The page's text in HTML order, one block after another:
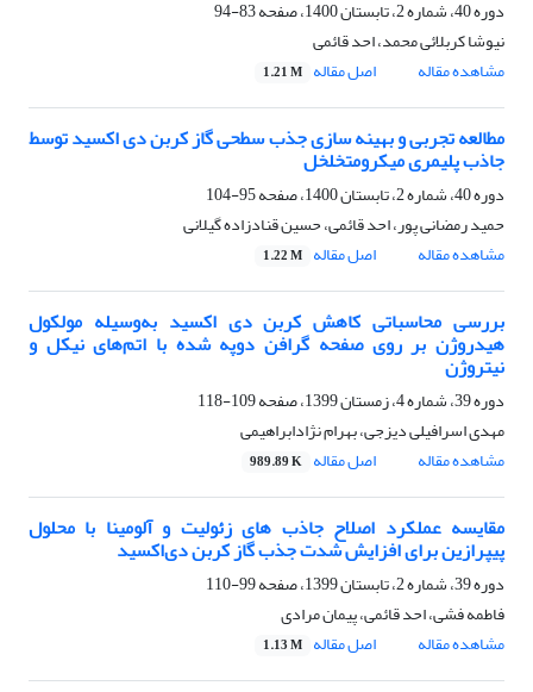
دوره 40، شماره 2، تابستان 1400، صفحه
83-94
نیوشا کربلائی محمد، احد قائمی
مشاهده مقاله
اصل مقاله 1.21 M
مطالعه تجربی و بهینه‏ سازی جذب سطحی گاز کربن دی اکسید توسط
جاذب پلیمری میکرومتخلخل
دوره 40، شماره 2، تابستان 1400، صفحه
95-104
حمید رمضانی پور، احد قائمی، حسین قنادزاده گیلانی
مشاهده مقاله
اصل مقاله 1.22 M
بررسی محاسباتی کاهش کربن دی اکسید به‌وسیله مولکول
هیدروژن بر روی صفحه گرافن دوپه شده با اتم‌های نیکل و
نیتروژن
دوره 39، شماره 4، زمستان 1399، صفحه
109-118
مهدی اسرافیلی دیزجی، بهرام نژادابراهیمی
مشاهده مقاله
اصل مقاله 989.89 K
مقایسه عملکرد اصلاح جاذب‏ های زئولیت و آلومینا با محلول
پیپرازین برای افزایش شدت جذب گاز کربن دی‌اکسید
دوره 39، شماره 2، تابستان 1399، صفحه
99-110
فاطمه فشی، احد قائمی، پیمان مرادی
مشاهده مقاله
اصل مقاله 1.13 M